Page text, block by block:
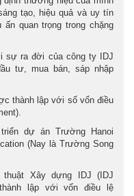
tạo, hiệu quả và uy tín
quan trọng trong chặng
sự ra đời của công ty IDJ
tư, mua bán, sáp nhập
thành lập với số vốn điều
dự án Trường Hanoi
(Nay là Trường Song
Xây dựng IDJ (IDJ
lập với vốn điều lệ